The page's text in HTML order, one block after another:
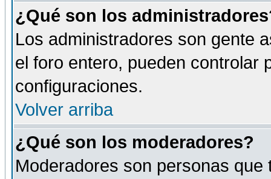
¿Qué son los
Los administradores son gente
el foro entero, pueden controlar
configuraciones.
Volver arriba
¿Qué son los moderadores?
Moderadores son personas